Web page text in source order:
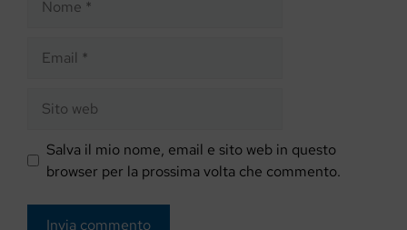
web
Salva il mio nome, email e sito web in questo
browser per la prossima volta che commento.